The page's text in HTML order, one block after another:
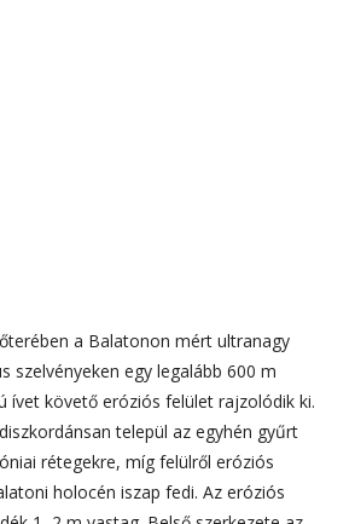
a Balatonon mért ultranagy
szelvényeken egy legalább 600 m
ívet követő eróziós felület rajzolódik ki.
települ az egyhén gyűrt
rétegekre, míg felülről eróziós
holocén iszap fedi. Az eróziós